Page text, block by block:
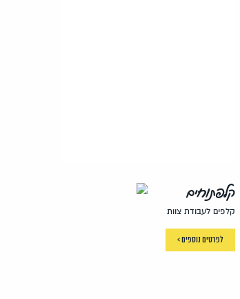
קלפתוחים
קלפים לעבודת צוות
לפרטים נוספים >